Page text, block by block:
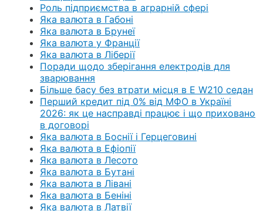
Роль підприємства в аграрній сфері
Яка валюта в Габоні
Яка валюта в Брунеї
Яка валюта у Франції
Яка валюта в Ліберії
Поради щодо зберігання електродів для
зварювання
Більше басу без втрати місця в E W210 седан
Перший кредит під 0% від МФО в Україні
2026: як це насправді працює і що приховано
в договорі
Яка валюта в Боснії і Герцеговині
Яка валюта в Ефіопії
Яка валюта в Лесото
Яка валюта в Бутані
Яка валюта в Лівані
Яка валюта в Беніні
Яка валюта в Латвії